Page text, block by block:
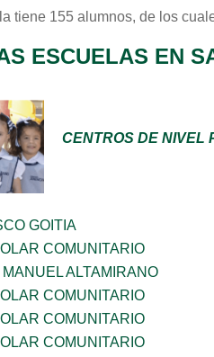
tiene 155 alumnos, de los
ESCUELAS EN
CENTROS DE NIVEL
GOITIA
COMUNITARIO
MANUEL ALTAMIRANO
COMUNITARIO
COMUNITARIO
COMUNITARIO